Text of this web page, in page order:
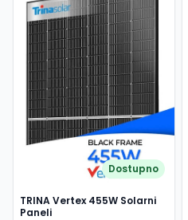
MK Македонски
Dostupno
TRINA Vertex 455W Solarni
Paneli